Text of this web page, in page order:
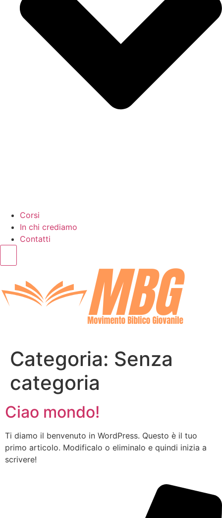
Corsi
In chi crediamo
Contatti
Categoria: Senza
categoria
Ciao mondo!
Ti diamo il benvenuto in WordPress. Questo è il tuo
primo articolo. Modificalo o eliminalo e quindi inizia a
scrivere!